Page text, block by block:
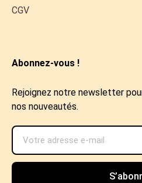
CGV
Abonnez-vous !
Rejoignez notre newsletter
nos nouveautés.